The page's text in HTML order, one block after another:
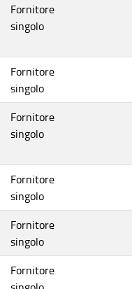
Fornitore
singolo
Fornitore
singolo
Fornitore
singolo
Fornitore
singolo
Fornitore
singolo
Fornitore